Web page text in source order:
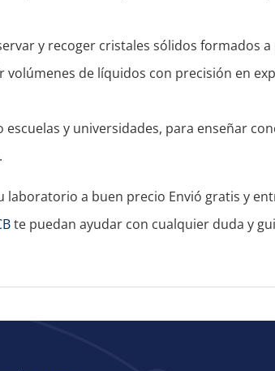
y recoger cristales sólidos formados
volúmenes de líquidos con precisión en
y universidades, para enseñar
laboratorio a buen precio Envió gratis y
te puedan ayudar con cualquier duda y